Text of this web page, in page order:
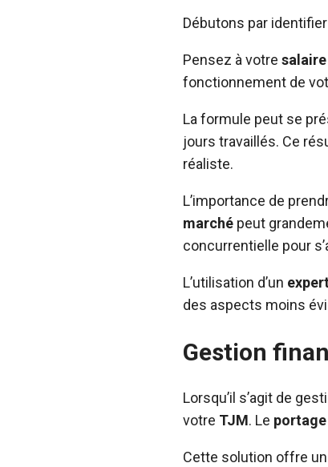
Débutons par
Pensez à votre
fonctionnement de
La formule peut se
jours travaillés. Ce
réaliste.
L’importance de
marché peut
concurrentielle pour
L’utilisation d’un
des aspects moins
Gestion
Lorsqu’il s’agit de
votre TJM. Le portage
Cette solution offre